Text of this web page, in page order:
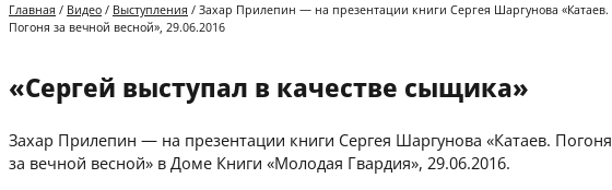
Главная / Видео / Выступления / Захар Прилепин — на презентации книги Сергея Шаргунова «Катаев.
Погоня за вечной весной», 29.06.2016
«Сергей выступал в качестве сыщика»
Захар Прилепин — на презентации книги Сергея Шаргунова «Катаев. Погоня
за вечной весной» в Доме Книги «Молодая Гвардия», 29.06.2016.